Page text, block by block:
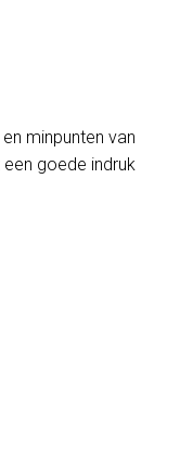
minpunten van
goede indruk